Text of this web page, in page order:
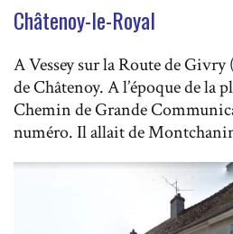
Châtenoy-le-Royal
A Vessey sur la Route de Givry
de Châtenoy. A l’époque de la
Chemin de Grande
numéro. Il allait de